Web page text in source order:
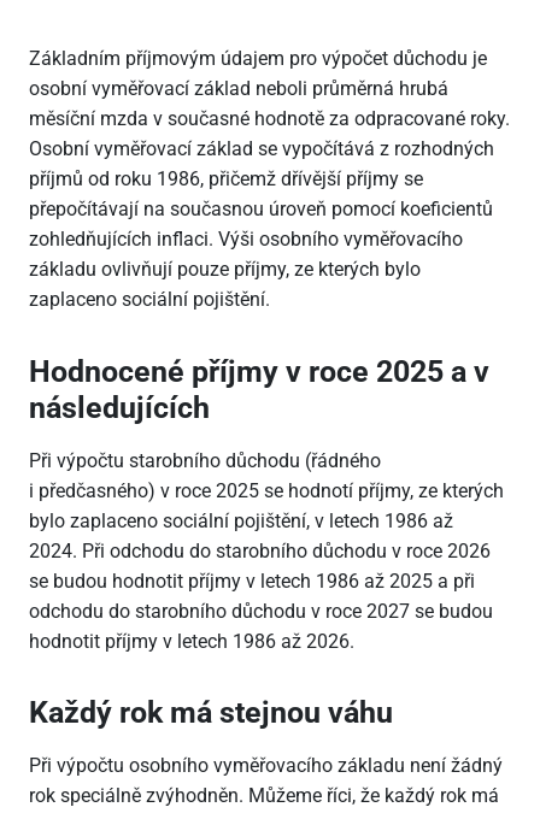
Základním příjmovým údajem pro výpočet důchodu je
osobní vyměřovací základ neboli průměrná hrubá
měsíční mzda v současné hodnotě za odpracované roky.
Osobní vyměřovací základ se vypočítává z rozhodných
příjmů od roku 1986, přičemž dřívější příjmy se
přepočítávají na současnou úroveň pomocí koeficientů
zohledňujících inflaci. Výši osobního vyměřovacího
základu ovlivňují pouze příjmy, ze kterých bylo
zaplaceno sociální pojištění.
Hodnocené příjmy v roce 2025 a v
následujících
Při výpočtu starobního důchodu (řádného
i předčasného) v roce 2025 se hodnotí příjmy, ze kterých
bylo zaplaceno sociální pojištění, v letech 1986 až
2024. Při odchodu do starobního důchodu v roce 2026
se budou hodnotit příjmy v letech 1986 až 2025 a při
odchodu do starobního důchodu v roce 2027 se budou
hodnotit příjmy v letech 1986 až 2026.
Každý rok má stejnou váhu
Při výpočtu osobního vyměřovacího základu není žádný
rok speciálně zvýhodněn. Můžeme říci, že každý rok má